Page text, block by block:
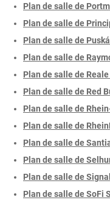
Plan de salle de
Plan de salle de
Plan de salle de
Plan de salle de
Plan de salle de
Plan de salle de Red
Plan de salle de
Plan de salle de
Plan de salle de
Plan de salle de
Plan de salle de
Plan de salle de SoFi